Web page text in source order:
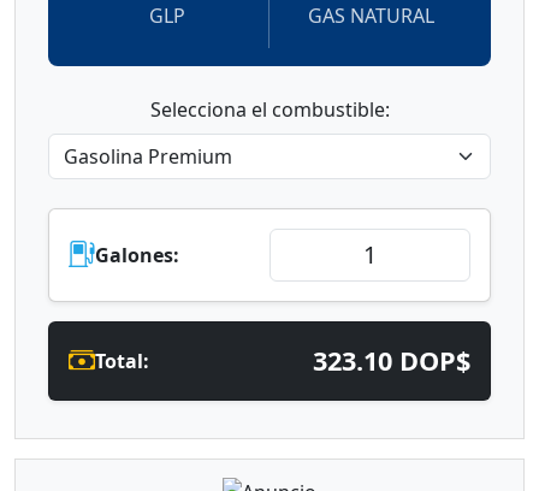
GLP GAS NATURAL
Selecciona el combustible:
Galones:
Total: 323.10 DOP$